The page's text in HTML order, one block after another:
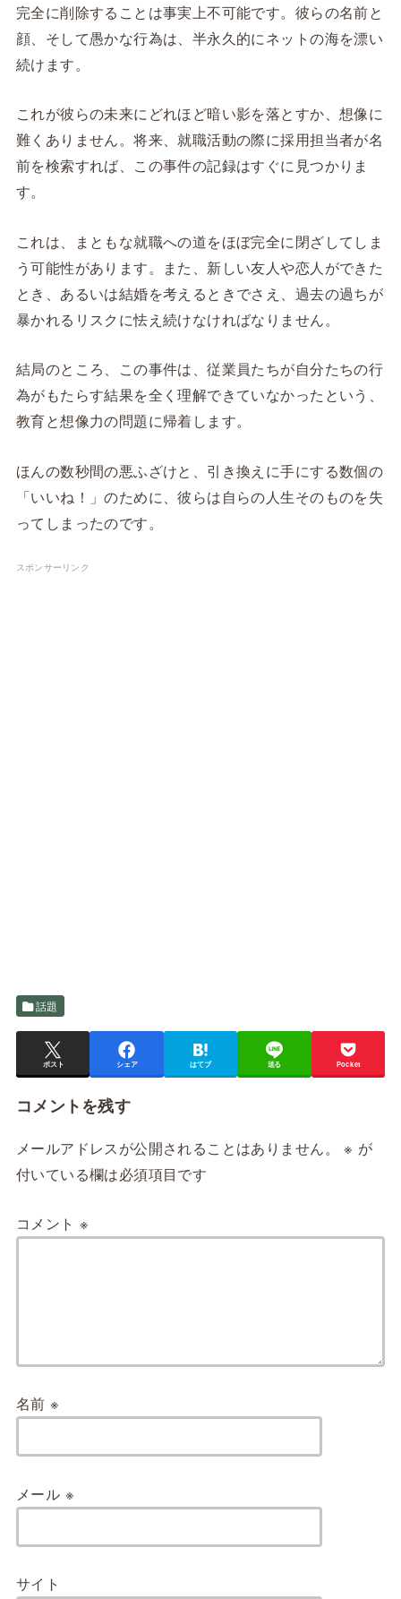
完全に削除することは事実上不可能です。彼らの名前と
顔、そして愚かな行為は、半永久的にネットの海を漂い
続けます。
これが彼らの未来にどれほど暗い影を落とすか、想像に
難くありません。将来、就職活動の際に採用担当者が名
前を検索すれば、この事件の記録はすぐに見つかりま
す。
これは、まともな就職への道をほぼ完全に閉ざしてしま
う可能性があります。また、新しい友人や恋人ができた
とき、あるいは結婚を考えるときでさえ、過去の過ちが
暴かれるリスクに怯え続けなければなりません。
結局のところ、この事件は、従業員たちが自分たちの行
為がもたらす結果を全く理解できていなかったという、
教育と想像力の問題に帰着します。
ほんの数秒間の悪ふざけと、引き換えに手にする数個の
「いいね！」のために、彼らは自らの人生そのものを失
ってしまったのです。
スポンサーリンク
話題
ポスト シェア はてブ 送る Pocket
コメントを残す
メールアドレスが公開されることはありません。 ※ が
付いている欄は必須項目です
コメント ※
名前※
メール ※
サイト